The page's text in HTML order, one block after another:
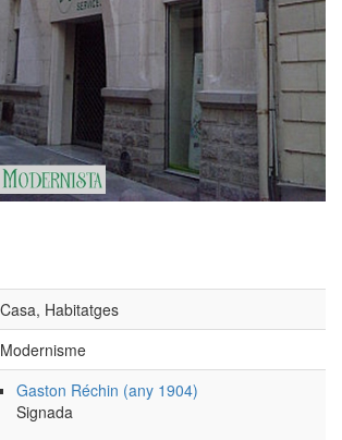
Gaston Réchin (any 1904)
Signada
Saint-Julien, 5 - Montauban -
Saint-Denis